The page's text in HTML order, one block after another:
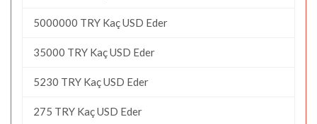
5000000 TRY Kaç USD Eder
35000 TRY Kaç USD Eder
5230 TRY Kaç USD Eder
275 TRY Kaç USD Eder